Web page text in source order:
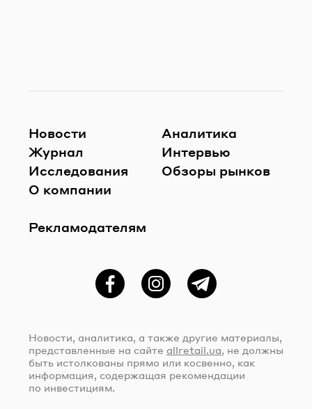
Новости
Журнал
Исследования
О компании
Рекламодателям
Аналитика
Интервью
Обзоры рынков
ФейсбукInstagramTelegram
Новости, аналитика, а также другие материалы,
представленные на сайте allretail.ua, не должны
быть истолкованы прямо или косвенно, как
информация, содержащая рекомендации
по инвестициям.